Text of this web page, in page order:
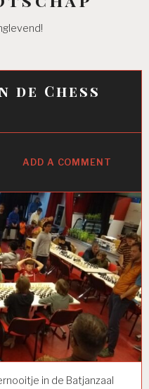
de Chess
ADD A COMMENT
in de Batjanzaal